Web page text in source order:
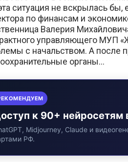
ситуация не вскрылась
по финансам и
Валерия
управляющего МУП
с начальством. А после
органы…
к 90+ нейросетям
Midjourney, Claude и
РФ.